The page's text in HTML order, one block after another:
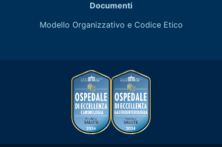
Documenti
Modello Organizzativo e Codice Etico